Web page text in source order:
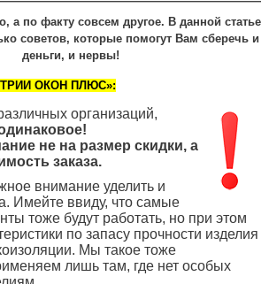
а по факту совсем другое. В данной статье
советов, которые помогут Вам сберечь и
деньги, и нервы!
ОКОН ПЛЮС»:
организаций,
не на размер скидки, а
заказа.
внимание уделить и
Имейте ввиду, что самые
тоже будут работать, но при этом
по запасу прочности изделия
Мы такое тоже
лишь там, где нет особых